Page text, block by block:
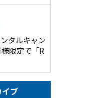
タルキャン
限定で「R
ブ